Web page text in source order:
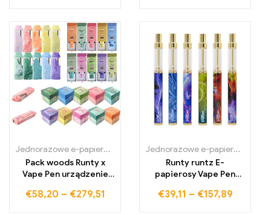
Jednorazowe e-papierosy Polska
Jednorazowe e-papierosy
Pack woods Runty x
Vape Pen urządzenie
€58,20 – €279,51
Jednorazowe e-papierosy Polska
Runty runtz E-
papierosy Vape Pen
ładowania bateria
€39,11 – €157,89